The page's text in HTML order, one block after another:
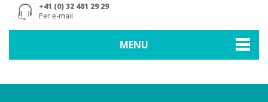
+41 (0) 32 481 29 29
Per e-mail
MENU